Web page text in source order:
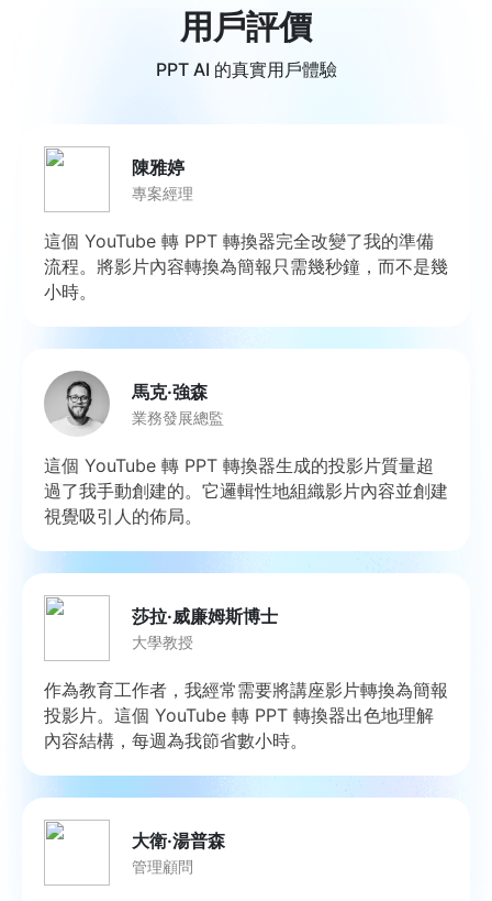
用戶評價
PPT AI 的真實用戶體驗
陳雅婷
專案經理
這個 YouTube 轉 PPT 轉換器完全改變了我的準備
流程。將影片內容轉換為簡報只需幾秒鐘，而不是幾
小時。
馬克·強森
業務發展總監
這個 YouTube 轉 PPT 轉換器生成的投影片質量超
過了我手動創建的。它邏輯性地組織影片內容並創建
視覺吸引人的佈局。
莎拉·威廉姆斯博士
大學教授
作為教育工作者，我經常需要將講座影片轉換為簡報
投影片。這個 YouTube 轉 PPT 轉換器出色地理解
內容結構，每週為我節省數小時。
大衛·湯普森
管理顧問